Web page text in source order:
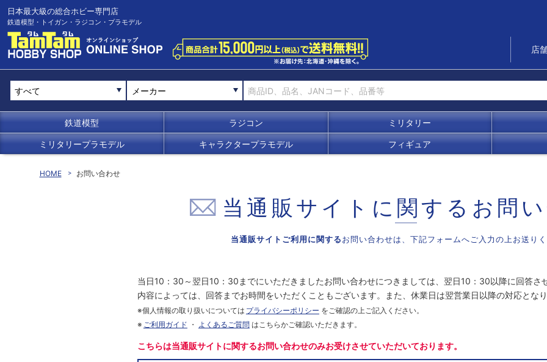
日本最大級の総合ホビー専門店
鉄道模型・トイガン・ラジコン・プラモデル
店
メーカー
鉄道模型 ラジコン ミリタリー
ミリタリープラモデル キャラクタープラモデル フィギュア
HOME お問い合わせ
当通販サイトに関する お問
当通販サイトご利用に関するお問い合わせは、 下記フォームへご入力の上お送り
当日10：30～翌日10：30までにいただきましたお問い合わせにつきましては、翌日10：30以降に回答さ
内容によっては、回答までお時間をいただくこともございます。また、休業日は翌営業日以降の対応とな
※個人情報の取り扱いについては プライバシーポリシー をご確認の上ご記入ください。
※ ご利用ガイド ・ よくあるご質問 はこちらかご確認いただきます。
こちらは当通販サイトに関するお問い合わせのみお受けさせていただいております。